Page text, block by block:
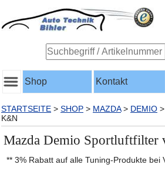
Shop Kontakt
STARTSEITE > SHOP > MAZDA > DEMIO >
K&N
Mazda Demio Sportluftfilter
** 3% Rabatt auf alle Tuning-Produkte bei